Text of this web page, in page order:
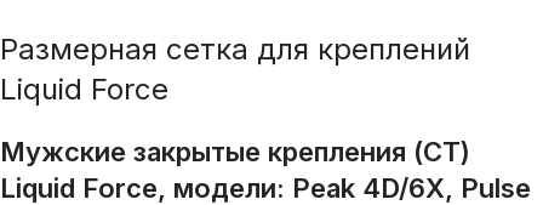
Размерная сетка для креплений
Liquid Force
Мужские закрытые крепления (CT)
Liquid Force, модели: Peak 4D/6X, Pulse